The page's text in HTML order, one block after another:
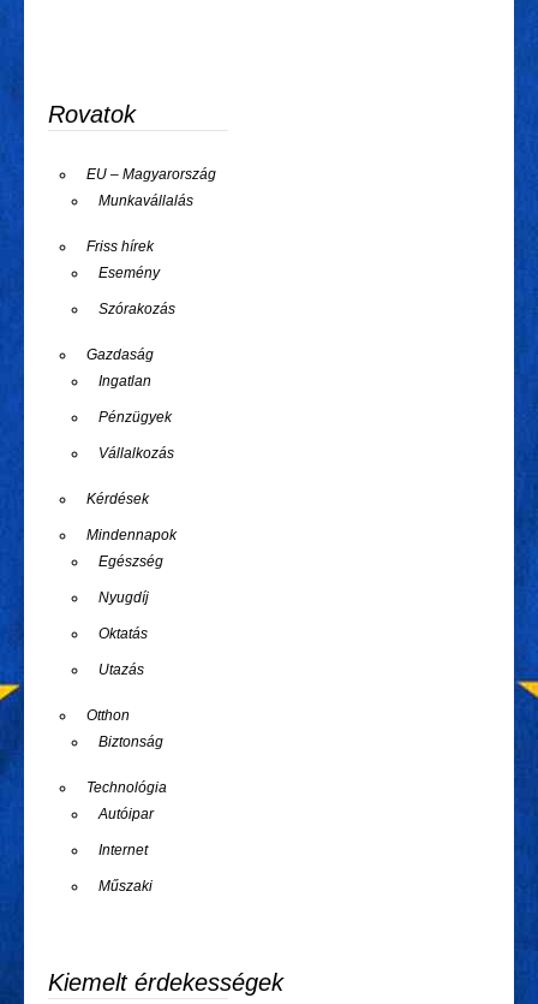
Rovatok
EU – Magyarország
Munkavállalás
Friss hírek
Esemény
Szórakozás
Gazdaság
Ingatlan
Pénzügyek
Vállalkozás
Kérdések
Mindennapok
Egészség
Nyugdíj
Oktatás
Utazás
Otthon
Biztonság
Technológia
Autóipar
Internet
Műszaki
Kiemelt érdekességek